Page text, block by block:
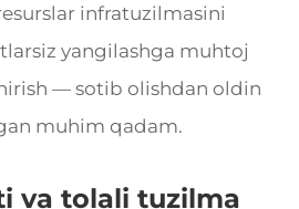
infratuzilmasini
yangilashga muhtoj
— sotib olishdan oldin
muhim qadam.
va tolali tuzilma